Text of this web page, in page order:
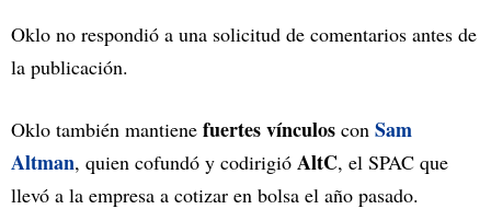
Oklo no respondió a una solicitud de comentarios antes de
la publicación.
Oklo también mantiene fuertes vínculos con Sam
Altman, quien cofundó y codirigió AltC, el SPAC que
llevó a la empresa a cotizar en bolsa el año pasado.